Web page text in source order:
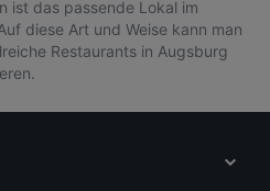
ist das passende Lokal im
diese Art und Weise kann man
Restaurants in Augsburg